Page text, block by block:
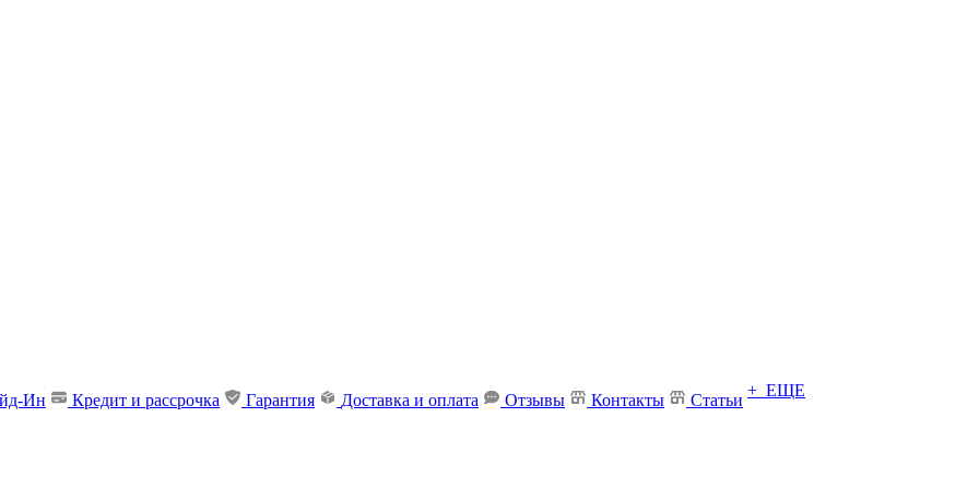
Ин Кредит и рассрочка Гарантия Доставка и оплата Отзывы Контакты Статьи
+ ЕЩЕ